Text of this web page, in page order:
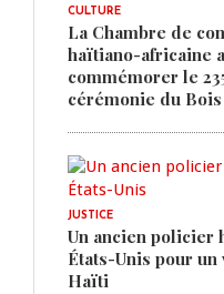
CULTURE
La Chambre de
haïtiano-africaine
commémorer le
cérémonie du
JUSTICE
Un ancien policier
États-Unis pour
Haïti